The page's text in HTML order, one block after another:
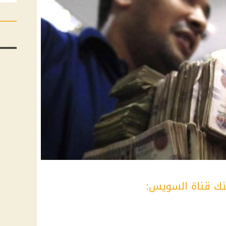
قناة السويس: